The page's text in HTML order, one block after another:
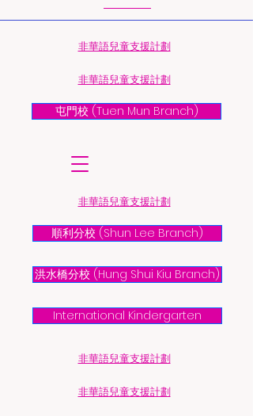
​非華語兒童支援計劃
​非華語兒童支援計劃
屯門校 (Tuen Mun Branch)
​非華語兒童支援計劃
順利分校 (Shun Lee Branch)
洪水橋分校 (Hung Shui Kiu Branch)
International Kindergarten
​非華語兒童支援計劃
​非華語兒童支援計劃